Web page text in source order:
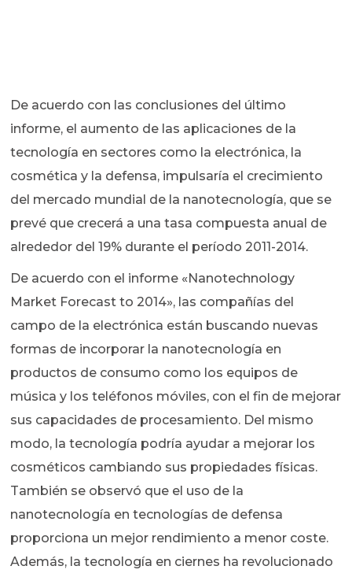
De acuerdo con las conclusiones del último
informe, el aumento de las aplicaciones de la
tecnología en sectores como la electrónica, la
cosmética y la defensa, impulsaría el crecimiento
del mercado mundial de la nanotecnología, que se
prevé que crecerá a una tasa compuesta anual de
alrededor del 19% durante el período 2011-2014.
De acuerdo con el informe «Nanotechnology
Market Forecast to 2014», las compañías del
campo de la electrónica están buscando nuevas
formas de incorporar la nanotecnología en
productos de consumo como los equipos de
música y los teléfonos móviles, con el fin de mejorar
sus capacidades de procesamiento. Del mismo
modo, la tecnología podría ayudar a mejorar los
cosméticos cambiando sus propiedades físicas.
También se observó que el uso de la
nanotecnología en tecnologías de defensa
proporciona un mejor rendimiento a menor coste.
Además, la tecnología en ciernes ha revolucionado